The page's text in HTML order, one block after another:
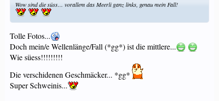
Wow sind die süss… vorallem das Meerli ganz links, genau mein Fall!
Tolle Fotos...
Doch mein/e Wellenlänge/Fall (*gg*) ist die mittlere...
Wie süess!!!!!!!!!
Die verschidenen Geschmäcker... *gg*
Super Schweinis...